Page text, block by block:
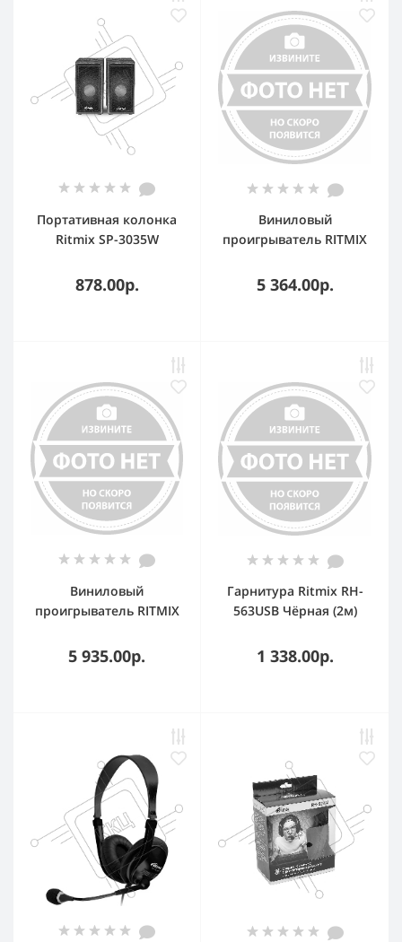
Портативная колонка
Ritmix SP-3035W
878.00р.
Виниловый
проигрыватель RITMIX
5 364.00р.
Виниловый
проигрыватель RITMIX
5 935.00р.
Гарнитура Ritmix RH-
563USB Чёрная (2м)
1 338.00р.